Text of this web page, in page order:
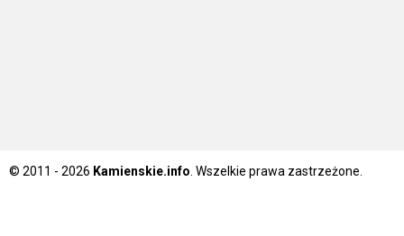
© 2011 - 2026 Kamienskie.info . Wszelkie prawa zastrzeżone.